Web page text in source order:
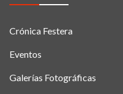
Crónica Festera
Eventos
Galerías Fotográficas